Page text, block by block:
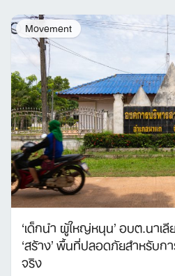
Movement
‘เด็กนำ ผู้ใหญ่หนุน’ อบต.นาเลี
‘สร้าง’ พื้นที่ปลอดภัยสำหรับก
จริง